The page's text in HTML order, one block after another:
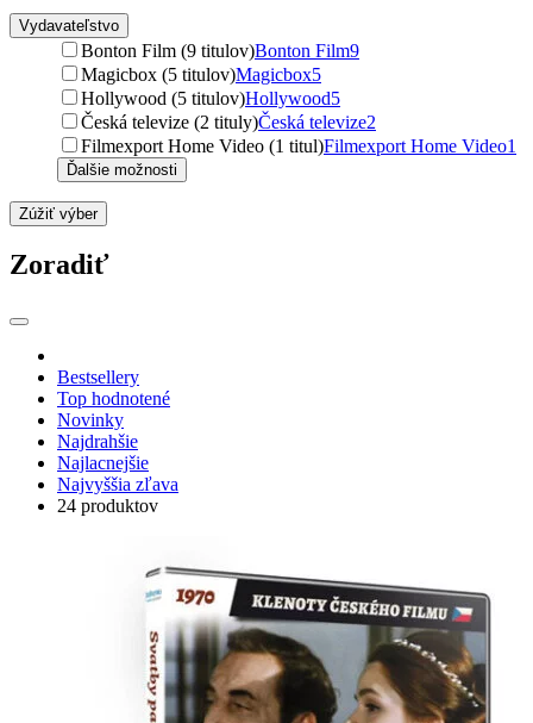
Vydavateľstvo
Bonton Film (9 titulov)Bonton Film9
Magicbox (5 titulov)Magicbox5
Hollywood (5 titulov)Hollywood5
Česká televize (2 tituly)Česká televize2
Filmexport Home Video (1 titul)Filmexport Home Video1
Ďalšie možnosti
Zúžiť výber
Zoradiť
Bestsellery
Top hodnotené
Novinky
Najdrahšie
Najlacnejšie
Najvyššia zľava
24 produktov